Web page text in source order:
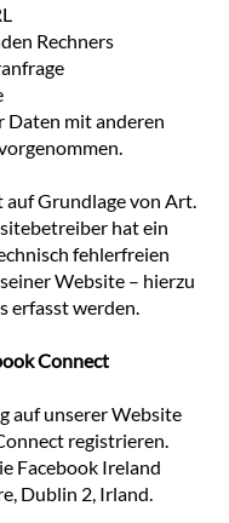
Rechners
Daten mit anderen
auf Grundlage von Art.
hat ein
fehlerfreien
Website – hierzu
erfasst werden.
Connect
auf unserer Website
registrieren.
Facebook Ireland
Dublin 2, Irland.